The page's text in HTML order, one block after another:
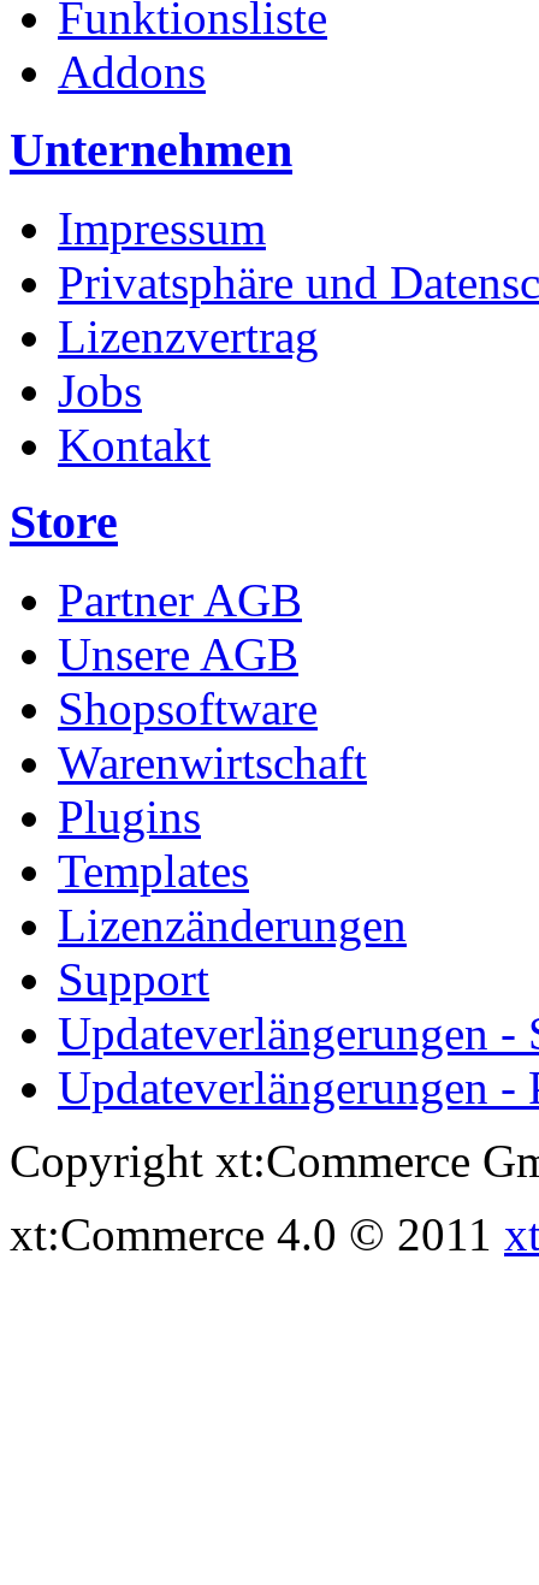
Funktionsliste
Addons
Unternehmen
Impressum
Privatsphäre und
Lizenzvertrag
Jobs
Kontakt
Store
Partner AGB
Unsere AGB
Shopsoftware
Warenwirtschaft
Plugins
Templates
Lizenzänderungen
Support
Updateverlängerungen -
Updateverlängerungen -
Copyright xt:Commerce
xt:Commerce 4.0 © 2011